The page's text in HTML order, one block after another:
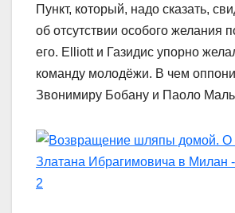
Пункт, который, надо сказать,
об отсутствии особого желания
его. Elliott и Газидис упорно
команду молодёжи. В чем
Звонимиру Бобану и Паоло